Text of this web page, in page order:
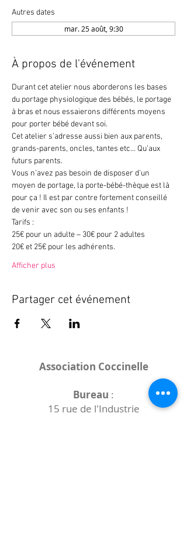
Autres dates
mar. 25 août, 9:30
À propos de l'événement
Durant cet atelier nous aborderons les bases
du portage physiologique des bébés, le portage
à bras et nous essaierons différents moyens
pour porter bébé devant soi.
Cet atelier s’adresse aussi bien aux parents,
grands-parents, oncles, tantes etc… Qu’aux
futurs parents.
Vous n’avez pas besoin de disposer d’un
moyen de portage, la porte-bébé-thèque est là
pour ça ! Il est par contre fortement conseillé
de venir avec son ou ses enfants !
Tarifs :
25€ pour un adulte – 30€ pour 2 adultes
20€ et 25€ pour les adhérents.
Afficher plus
Partager cet événement
Association Coccinelle
Bureau :
15 rue de l'Industrie